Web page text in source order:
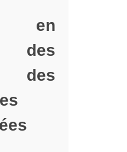
en
des
des